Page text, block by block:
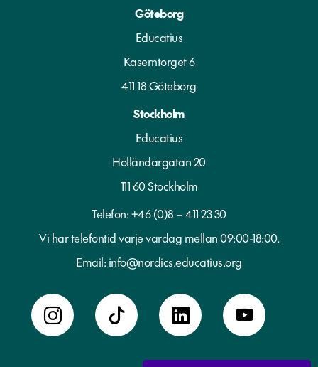
Göteborg
Educatius
Kaserntorget 6
411 18 Göteborg
Stockholm
Educatius
Holländargatan 20
111 60 Stockholm
Telefon:+46 (0)8 – 411 23 30
Vi har telefontid varje vardag mellan 09:00-18:00.
Email:info@nordics.educatius.org